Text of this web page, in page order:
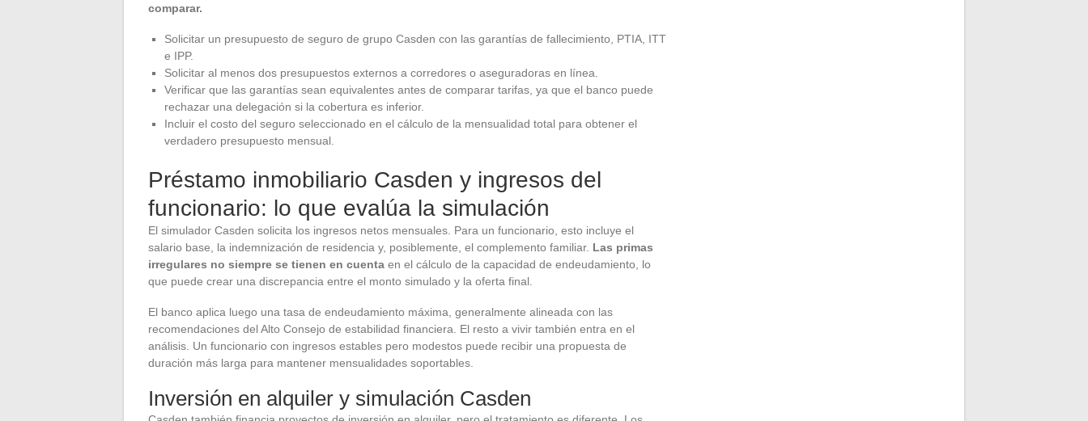
comparar.
Solicitar un presupuesto de seguro de grupo Casden con las garantías de fallecimiento, PTIA, ITT
e IPP.
Solicitar al menos dos presupuestos externos a corredores o aseguradoras en línea.
Verificar que las garantías sean equivalentes antes de comparar tarifas, ya que el banco puede
rechazar una delegación si la cobertura es inferior.
Incluir el costo del seguro seleccionado en el cálculo de la mensualidad total para obtener el
verdadero presupuesto mensual.
Préstamo inmobiliario Casden y ingresos del
funcionario: lo que evalúa la simulación
El simulador Casden solicita los ingresos netos mensuales. Para un funcionario, esto incluye el
salario base, la indemnización de residencia y, posiblemente, el complemento familiar. Las primas
irregulares no siempre se tienen en cuenta en el cálculo de la capacidad de endeudamiento, lo
que puede crear una discrepancia entre el monto simulado y la oferta final.
El banco aplica luego una tasa de endeudamiento máxima, generalmente alineada con las
recomendaciones del Alto Consejo de estabilidad financiera. El resto a vivir también entra en el
análisis. Un funcionario con ingresos estables pero modestos puede recibir una propuesta de
duración más larga para mantener mensualidades soportables.
Inversión en alquiler y simulación Casden